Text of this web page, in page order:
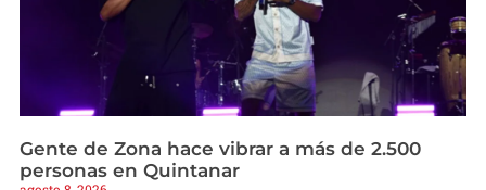
Gente de Zona hace vibrar a más de 2.500
personas en Quintanar